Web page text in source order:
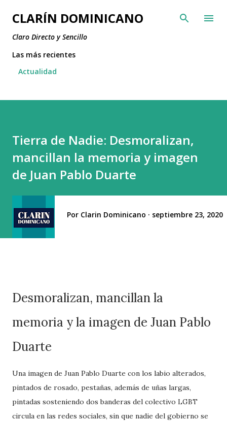
Ir al contenido principal
CLARÍN DOMINICANO
Claro Directo y Sencillo
Las más recientes
Actualidad
Tierra de Nadie: Desmoralizan,
mancillan la memoria y imagen
de Juan Pablo Duarte
Por Clarin Dominicano septiembre 23, 2020
Desmoralizan, mancillan la
memoria y la imagen de Juan Pablo
Duarte
Una imagen de Juan Pablo Duarte con los labio alterados,
pintados de rosado, pestañas, además de uñas largas,
pintadas sosteniendo dos banderas del colectivo LGBT
circula en las redes sociales, sin que nadie del gobierno se